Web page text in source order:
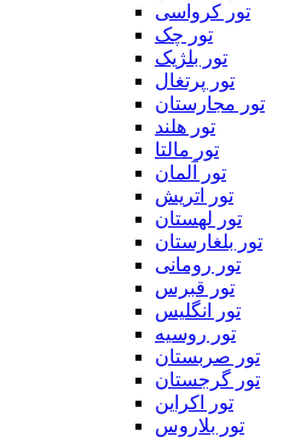
تور کرواسی
تور چک
تور بلژیک
تور پرتغال
تور مجارستان
تور هلند
تور مالتا
تور آلمان
تور اتریش
تور لهستان
تور بلغارستان
تور رومانی
تور قبرس
تور انگلیس
تور روسیه
تور صربستان
تور گرجستان
تور اکراین
تور بلاروس